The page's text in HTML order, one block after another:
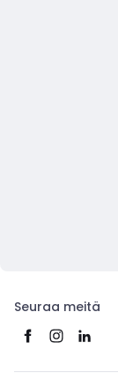
Seuraa meitä